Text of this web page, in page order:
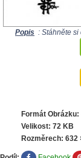
Popis : Stáhněte
Formát Obrázku:
Velikost: 72 KB
Rozměrech: 632